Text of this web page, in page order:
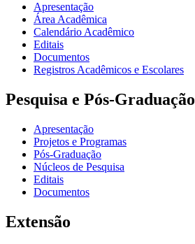
Apresentação
Área Acadêmica
Calendário Acadêmico
Editais
Documentos
Registros Acadêmicos e Escolares
Pesquisa e Pós-Graduação
Apresentação
Projetos e Programas
Pós-Graduação
Núcleos de Pesquisa
Editais
Documentos
Extensão